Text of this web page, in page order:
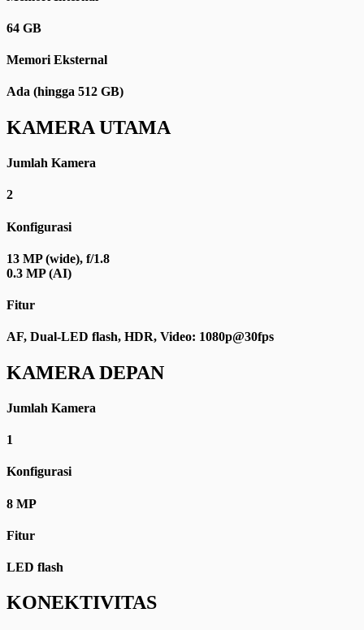
64 GB
Memori Eksternal
Ada (hingga 512 GB)
KAMERA UTAMA
Jumlah Kamera
2
Konfigurasi
13 MP (wide), f/1.8
0.3 MP (AI)
Fitur
AF, Dual-LED flash, HDR, Video: 1080p@30fps
KAMERA DEPAN
Jumlah Kamera
1
Konfigurasi
8 MP
Fitur
LED flash
KONEKTIVITAS